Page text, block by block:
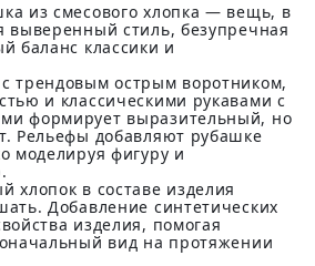
из смесового хлопка — вещь, в
выверенный стиль, безупречная
баланс классики и
трендовым острым воротником,
и классическими рукавами с
формирует выразительный, но
Рельефы добавляют рубашке
моделируя фигуру и
хлопок в составе изделия
Добавление синтетических
изделия, помогая
вид на протяжении